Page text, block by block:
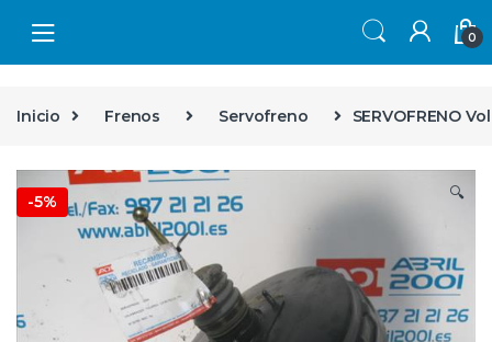
0
Inicio Frenos Servofreno SERVOFRENO
-5% 🔍